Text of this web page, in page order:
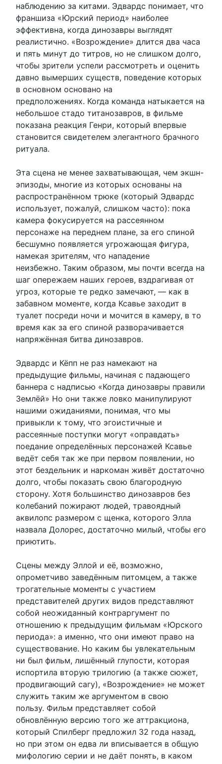
наблюдению за китами. Эдвардс понимает, что
франшиза «Юрский период» наиболее
эффективна, когда динозавры выглядят
реалистично. «Возрождение» длится два часа
и пять минут до титров, но не слишком долго,
чтобы зрители успели рассмотреть и оценить
давно вымерших существ, поведение которых
в основном основано на
предположениях. Когда команда натыкается на
небольшое стадо титанозавров, в фильме
показана реакция Генри, который впервые
становится свидетелем элегантного брачного
ритуала.
Эта сцена не менее захватывающая, чем экшн-
эпизоды, многие из которых основаны на
распространённом трюке (который Эдвардс
использует, пожалуй, слишком часто): пока
камера фокусируется на рассеянном
персонаже на переднем плане, за его спиной
бесшумно появляется угрожающая фигура,
намекая зрителям, что нападение
неизбежно. Таким образом, мы почти всегда на
шаг опережаем наших героев, вздрагивая от
угроз, которые те редко замечают, — как в
забавном моменте, когда Ксавье заходит в
туалет посреди ночи и мочится в камеру, в то
время как за его спиной разворачивается
напряжённая битва динозавров.
Эдвардс и Кёпп не раз намекают на
предыдущие фильмы, начиная с падающего
баннера с надписью «Когда динозавры правили
Землёй» Но они также ловко манипулируют
нашими ожиданиями, понимая, что мы
привыкли к тому, что эгоистичные и
рассеянные поступки могут «оправдать»
поедание определённых персонажей Ксавье
ведёт себя так же при первом появлении, но
этот бездельник и наркоман живёт достаточно
долго, чтобы показать свою благородную
сторону. Хотя большинство динозавров без
колебаний пожирают людей, травоядный
аквилопс размером с щенка, которого Элла
назвала Долорес, достаточно милый, чтобы его
приютить.
Сцены между Эллой и её, возможно,
опрометчиво заведённым питомцем, а также
трогательные моменты с участием
представителей других видов представляют
собой неожиданный контраргумент по
отношению к предыдущим фильмам «Юрского
периода»: а именно, что они имеют право на
существование. Но каким бы увлекательным
ни был фильм, лишённый глупости, которая
испортила вторую трилогию (а также сюжет,
продвигающий сагу), «Возрождение» не может
служить таким же аргументом в свою
пользу. Фильм представляет собой
обновлённую версию того же аттракциона,
который Спилберг предложил 32 года назад,
но при этом он едва ли вписывается в общую
мифологию серии и не даёт понять, в каком